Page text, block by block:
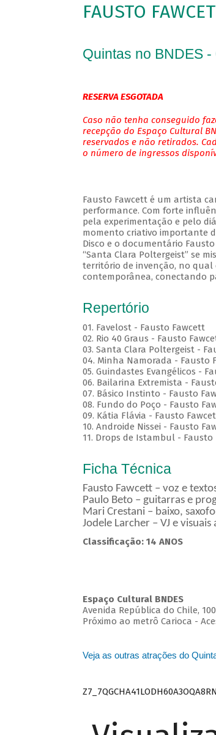
FAUSTO
Quintas no BNDES
RESERVA ESGOTADA
Caso não tenha conseguido
recepção do Espaço Cultural
reservados e não retirados.
o número de ingressos
Fausto Fawcett é um artista
performance. Com forte
pela experimentação e pelo
momento criativo importante
Disco e o documentário Fausto
“Santa Clara Poltergeist” se
território de invenção, no
contemporânea, conectando
Repertório
01. Favelost - Fausto Fawcett
02. Rio 40 Graus - Fausto
03. Santa Clara Poltergeist -
04. Minha Namorada - Fausto
05. Guindastes Evangélicos -
06. Bailarina Extremista -
07. Básico Instinto - Fausto
08. Fundo do Poço - Fausto
09. Kátia Flávia - Fausto
10. Androide Nissei - Fausto
11. Drops de Istambul -
Ficha Técnica
Fausto Fawcett – voz e
Paulo Beto – guitarras e
Mari Crestani – baixo,
Jodele Larcher – VJ e visuais
Classificação: 14 ANOS
Espaço Cultural BNDES
Avenida República do Chile,
Próximo ao metrô Carioca -
Veja as outras atrações do